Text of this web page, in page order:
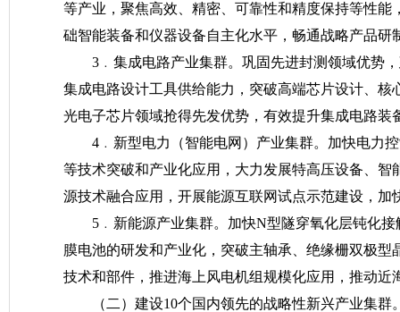
等产业，聚焦高效、精密、可靠性和精度保持等性
础智能装备和仪器设备自主化水平，畅通战略产品
3﹒集成电路产业集群。巩固先进封测领域优势
集成电路设计工具供给能力，突破高端芯片设计、
光电子芯片领域抢得先发优势，有效提升集成电路装
4﹒新型电力（智能电网）产业集群。加快电力
等技术突破和产业化应用，大力发展特高压设备、
源技术融合应用，开展能源互联网试点示范建设，
5﹒新能源产业集群。加快N型隧穿氧化层钝化
膜电池的研发和产业化，突破主轴承、绝缘栅双极
技术和部件，推进海上风电机组规模化应用，推动
（二）建设10个国内领先的战略性新兴产业集群